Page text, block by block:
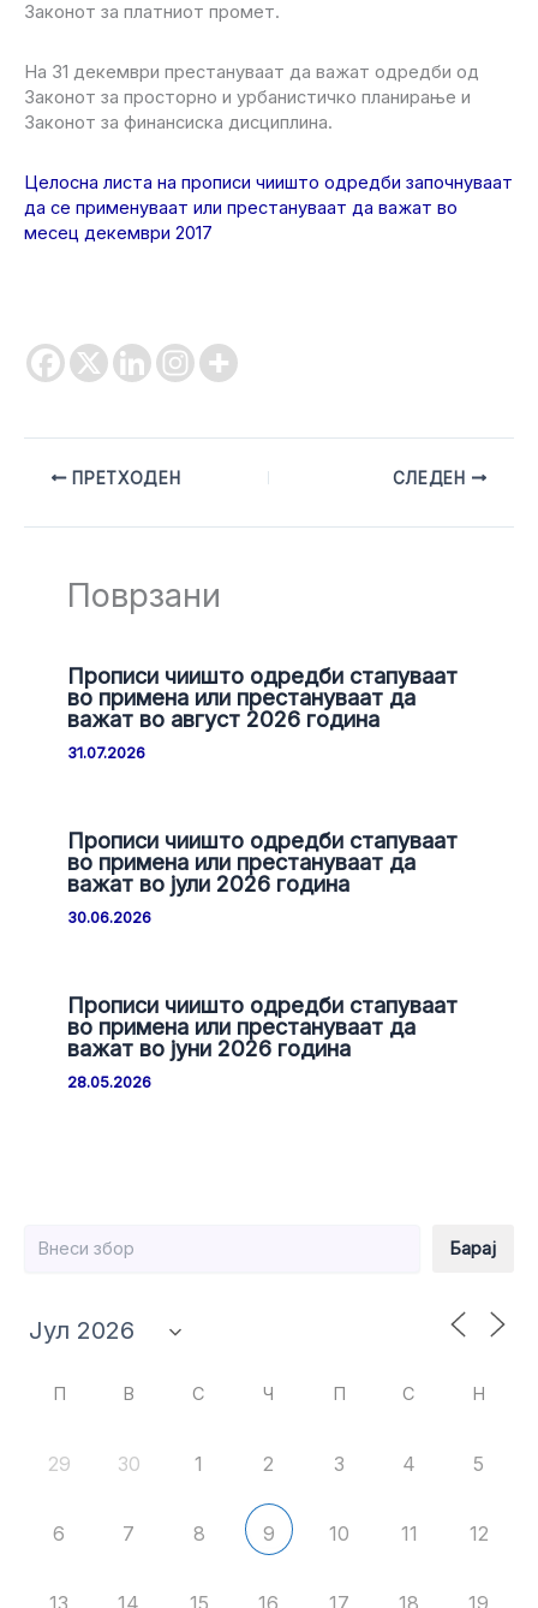
Законот за платниот промет.
На 31 декември престануваат да важат одредби од
Законот за просторно и урбанистичко планирање и
Законот за финансиска дисциплина.
Целосна листа на прописи чиишто одредби започнуваат
да се применуваат или престануваат да важат во
месец декември 2017
ПРЕТХОДЕН СЛЕДЕН
Поврзани
Прописи чиишто одредби стапуваат
во примена или престануваат да
важат во август 2026 година
31.07.2026
Прописи чиишто одредби стапуваат
во примена или престануваат да
важат во јули 2026 година
30.06.2026
Прописи чиишто одредби стапуваат
во примена или престануваат да
важат во јуни 2026 година
28.05.2026
Барај
П В С Ч П С Н
29 30 1 2 3 4 5
6 7 8 9 10 11 12